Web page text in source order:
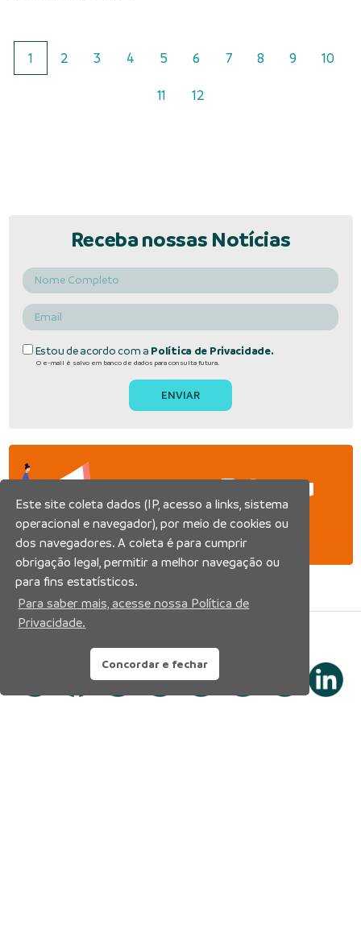
1 2 3 4 5 6 7 8 9 10
11 12
Receba nossas Notícias
Estou de acordo com a Política de Privacidade.
O e-mail é salvo em banco de dados para consulta futura.
Fato ou
Fake
Este site coleta dados (IP, acesso a links, sistema
operacional e navegador), por meio de cookies ou
dos navegadores. A coleta é para cumprir
obrigação legal, permitir a melhor navegação ou
para fins estatísticos.
Para saber mais, acesse nossa Política de
Privacidade.
Concordar e fechar